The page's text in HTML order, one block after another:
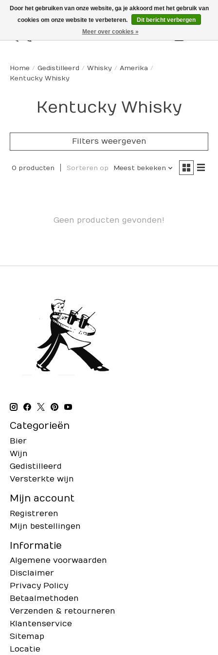
Home / Gedistilleerd / Whisky / Amerika /
Kentucky Whisky
Kentucky Whisky
Filters weergeven
0 producten Sorteren op Meest bekeken
Geen producten gevonden!
Categorieën
Bier
Wijn
Gedistilleerd
Versterkte wijn
Mijn account
Registreren
Mijn bestellingen
Informatie
Algemene voorwaarden
Disclaimer
Privacy Policy
Betaalmethoden
Verzenden & retourneren
Klantenservice
Sitemap
Locatie
Door het gebruiken van onze website, ga je akkoord met het gebruik van
cookies om onze website te verbeteren.
Dit bericht verbergen
Meer over cookies »